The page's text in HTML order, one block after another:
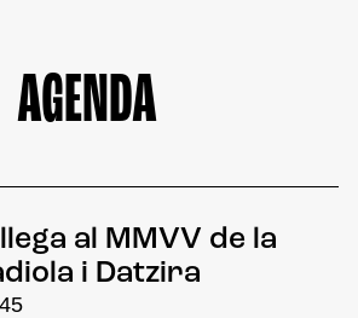
AGENDA
al MMVV de la
i Datzira